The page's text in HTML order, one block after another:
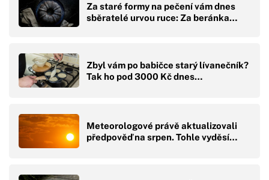
Za staré formy na pečení vám dnes
sběratelé urvou ruce: Za beránka…
Zbyl vám po babičce starý lívanečník?
Tak ho pod 3000 Kč dnes…
Meteorologové právě aktualizovali
předpověď na srpen. Tohle vyděsí…